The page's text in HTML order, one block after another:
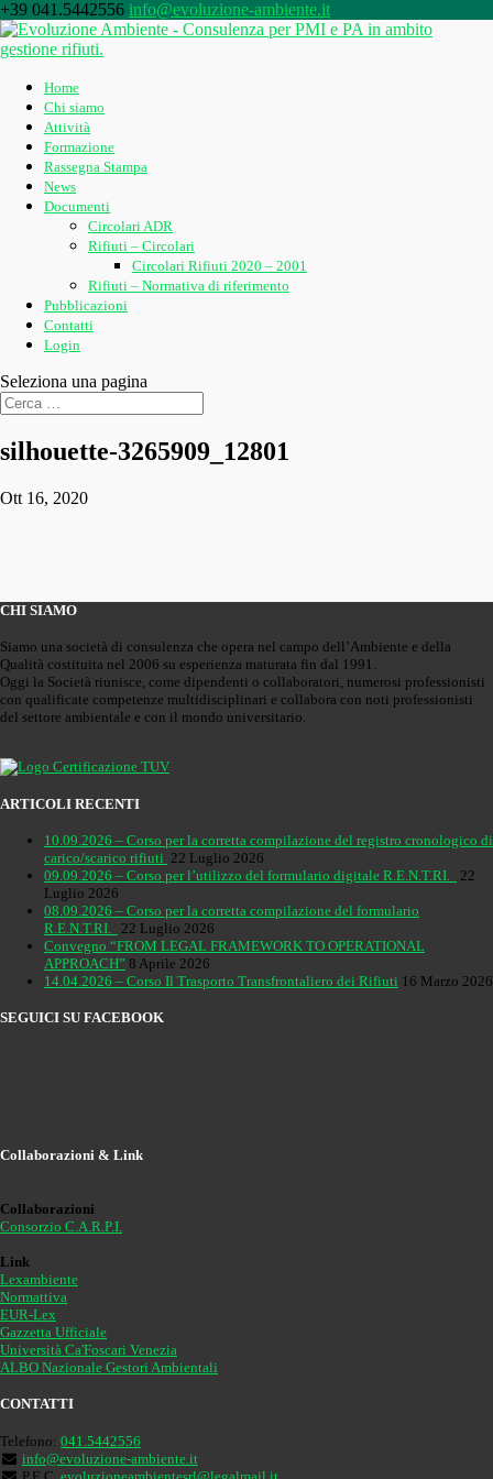
+39 041.5442556 info@evoluzione-ambiente.it
Home
Chi siamo
Attività
Formazione
Rassegna Stampa
News
Documenti
Circolari ADR
Rifiuti – Circolari
Circolari Rifiuti 2020 – 2001
Rifiuti – Normativa di riferimento
Pubblicazioni
Contatti
Login
Seleziona una pagina
silhouette-3265909_12801
Ott 16, 2020
CHI SIAMO
Siamo una società di consulenza che opera nel campo dell’Ambiente e della
Qualità costituita nel 2006 su esperienza maturata fin dal 1991.
Oggi la Società riunisce, come dipendenti o collaboratori, numerosi professionisti
con qualificate competenze multidisciplinari e collabora con noti professionisti
del settore ambientale e con il mondo universitario.
ARTICOLI RECENTI
10.09.2026 – Corso per la corretta compilazione del registro cronologico di
carico/scarico rifiuti 22 Luglio 2026
09.09.2026 – Corso per l’utilizzo del formulario digitale R.E.N.T.RI.
22
Luglio 2026
08.09.2026 – Corso per la corretta compilazione del formulario
R.E.N.T.RI.
22 Luglio 2026
Convegno “FROM LEGAL FRAMEWORK TO OPERATIONAL
APPROACH” 8 Aprile 2026
14.04.2026 – Corso Il Trasporto Transfrontaliero dei Rifiuti 16 Marzo 2026
SEGUICI SU FACEBOOK
Collaborazioni & Link
Collaborazioni
Consorzio C.A.R.P.I.
Link
Lexambiente
Normattiva
EUR-Lex
Gazzetta Ufficiale
Università Ca'Foscari Venezia
ALBO Nazionale Gestori Ambientali
CONTATTI
Telefono: 041.5442556
info@evoluzione-ambiente.it